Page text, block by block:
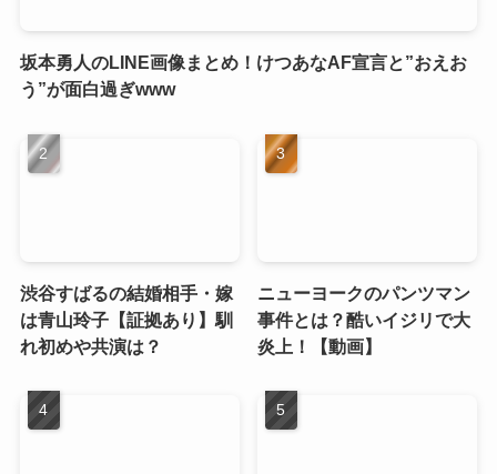
坂本勇人のLINE画像まとめ！けつあなAF宣言と”おえお
う”が面白過ぎwww
渋谷すばるの結婚相手・嫁
は青山玲子【証拠あり】馴
れ初めや共演は？
ニューヨークのパンツマン
事件とは？酷いイジリで大
炎上！【動画】